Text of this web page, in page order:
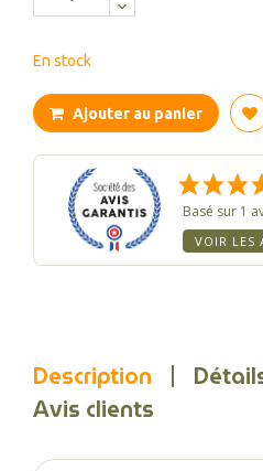
En stock
Ajouter au panier
Basé sur 1
VOIR LES
Description
Avis clients